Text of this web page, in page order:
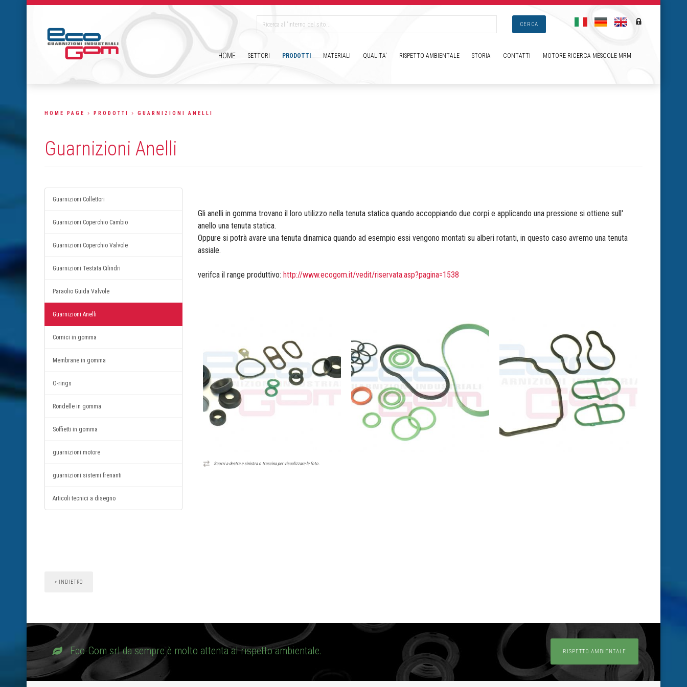
CERCA
HOME SETTORI PRODOTTI MATERIALI QUALITA' RISPETTO AMBIENTALE STORIA CONTATTI MOTORE RICERCA MESCOLE MRM
HOME PAGE » PRODOTTI » GUARNIZIONI ANELLI
Guarnizioni Anelli
Guarnizioni Collettori
Guarnizioni Coperchio Cambio
Guarnizioni Coperchio Valvole
Guarnizioni Testata Cilindri
Paraolio Guida Valvole
Guarnizioni Anelli
Cornici in gomma
Membrane in gomma
O-rings
Rondelle in gomma
Soffietti in gomma
guarnizioni motore
guarnizioni sistemi frenanti
Articoli tecnici a disegno
Gli anelli in gomma trovano il loro utilizzo nella tenuta statica quando accoppiando due corpi e applicando una pressione si ottiene sull'
anello una tenuta statica.
Oppure si potrà avare una tenuta dinamica quando ad esempio essi vengono montati su alberi rotanti, in questo caso avremo una tenuta
assiale.
verifca il range produttivo: http://www.ecogom.it/vedit/riservata.asp?pagina=1538
Scorri a destra e sinistra o trascina per visualizzare le foto.
« INDIETRO
Eco-Gom srl da sempre è molto attenta al rispetto ambientale. RISPETTO AMBIENTALE